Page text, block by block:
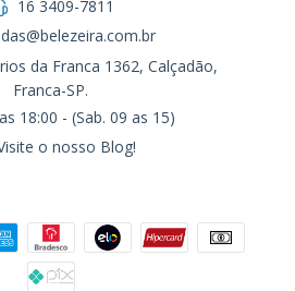
16 3409-7811
da Franca 1362, Calçadão,
Franca-SP.ㅤㅤㅤㅤㅤㅤㅤㅤㅤㅤㅤ
18:00 - (Sab. 09 as 15)
o nosso Blog!